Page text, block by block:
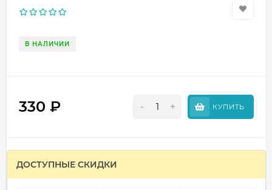
В НАЛИЧИИ
330 ₽ - + КУПИТЬ
ДОСТУПНЫЕ СКИДКИ